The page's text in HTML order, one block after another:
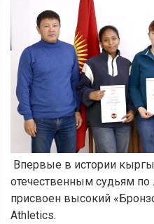
Впервые в истории
отечественным судьям по
присвоен высокий
Athletics.